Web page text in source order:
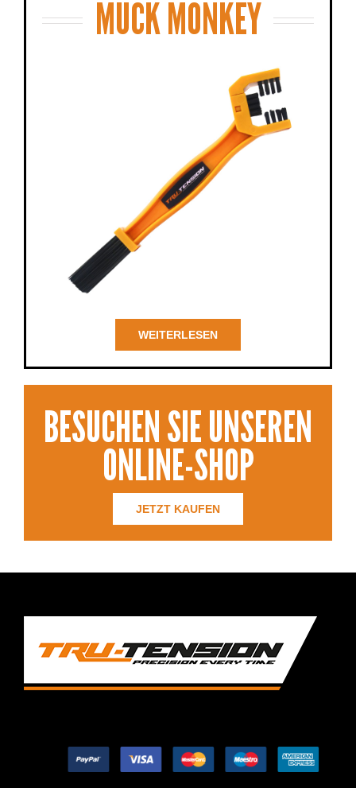
MUCK MONKEY
WEITERLESEN
BESUCHEN SIE UNSEREN
ONLINE-SHOP
JETZT KAUFEN